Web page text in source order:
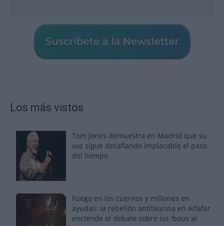
Los más vistos
Tom Jones demuestra en Madrid que su
voz sigue desafiando implacable el paso
del tiempo
Fuego en los cuernos y millones en
ayudas: la rebelión antitaurina en Alfafar
enciende el debate sobre los 'bous al